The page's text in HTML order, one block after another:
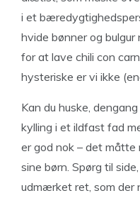
i et
hvide bønner og
for at lave chili con
hysteriske er vi ikke
Kan du huske,
kylling i et ildfast fad
er god nok – det måtte
sine børn. Spørg til
udmærket ret, som der